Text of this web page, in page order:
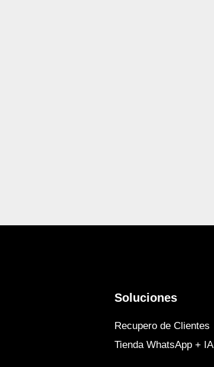
Soluciones
Recupero de Clientes
Tienda WhatsApp + IA